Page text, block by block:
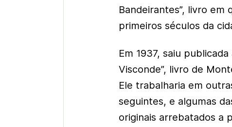
Bandeirantes”, livro
primeiros séculos da
Em 1937, saiu
Visconde”, livro de
Ele trabalharia em
seguintes, e algumas
originais arrebatados a